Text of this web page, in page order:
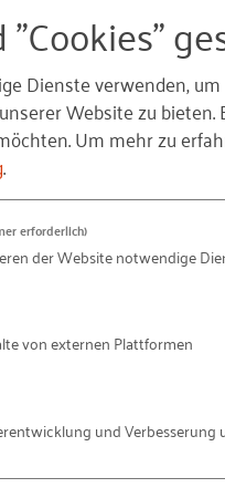
Wirtschaft?
(2021)
(2024)
Profits (2023) - siehe
early-products-a-hard-
bescheren-
Dienste verwenden,
Website zu
Um mehr zu
.
erforderlich)
der Website notwendige
von externen Plattformen
und Verbesserung